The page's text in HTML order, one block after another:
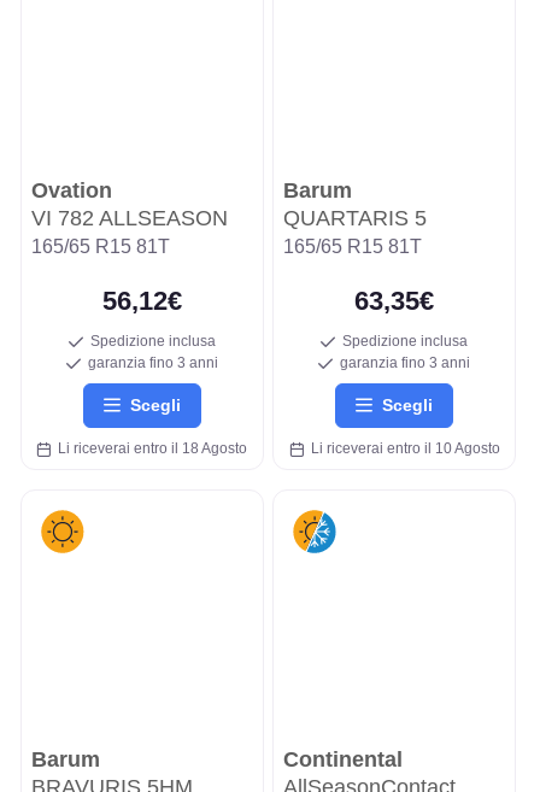
Ovation
VI 782 ALLSEASON
165/65 R15 81T
56,12€
Spedizione inclusa
garanzia fino 3 anni
Scegli
Li riceverai entro il 18 Agosto
Barum
QUARTARIS 5
165/65 R15 81T
63,35€
Spedizione inclusa
garanzia fino 3 anni
Scegli
Li riceverai entro il 10 Agosto
Barum
BRAVURIS 5HM
Continental
AllSeasonContact